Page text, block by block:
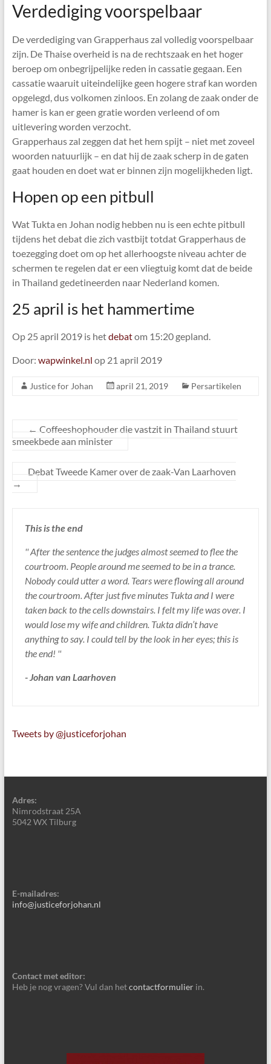
Verdediging voorspelbaar
De verdediging van Grapperhaus zal volledig voorspelbaar
zijn. De Thaise overheid is na de rechtszaak en het hoger
beroep om onbegrijpelijke reden in cassatie gegaan. Een
cassatie waaruit uiteindelijke geen hogere straf kan worden
opgelegd, dus volkomen zinloos. En zolang de zaak onder de
hamer is kan er geen gratie worden verleend of om
uitlevering worden verzocht.
Grapperhaus zal zeggen dat het hem spijt – niet met zoveel
woorden natuurlijk – en dat hij de zaak scherp in de gaten
gaat houden en doet wat er binnen zijn mogelijkheden ligt.
Hopen op een pitbull
Wat Tukta en Johan nodig hebben nu is een echte pitbull
tijdens het debat die zich vastbijt totdat Grapperhaus de
toezegging doet om op het allerhoogste niveau achter de
schermen te regelen dat er een vliegtuig komt dat de beide
in Thailand gedetineerden naar Nederland komen.
25 april is het hammertime
Op 25 april 2019 is hetdebatom 15:20 gepland.
Door: wapwinkel.nl op 21 april 2019
Justice for Johan april 21, 2019 Persartikelen
← Coffeeshophouder die vastzit in Thailand stuurt
smeekbede aan minister
Debat Tweede Kamer over de zaak-Van Laarhoven
→
This is the end
'' After the sentence the judges almost seemed to flee the
courtroom. People around me seemed to be in a trance.
Nobody could utter a word. Tears were flowing all around
the courtroom. After just five minutes Tukta and I were
taken back to the cells downstairs. I felt my life was over. I
would lose my wife and children. Tukta didn’t have
anything to say. I could tell by the look in her eyes; this is
the end! ''
- Johan van Laarhoven
Tweets by @justiceforjohan
Adres:
Nimrodstraat 25A
5042 WX Tilburg
E-mailadres:
info@justiceforjohan.nl
Contact met editor:
Heb je nog vragen? Vul dan hetcontactformulierin.